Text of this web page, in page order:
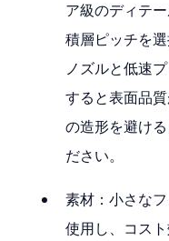
ア級のディテ
積層ピッチを
ノズルと低速
すると表面品
の造形を避け
ださい。
素材：小さな
使用し、コス